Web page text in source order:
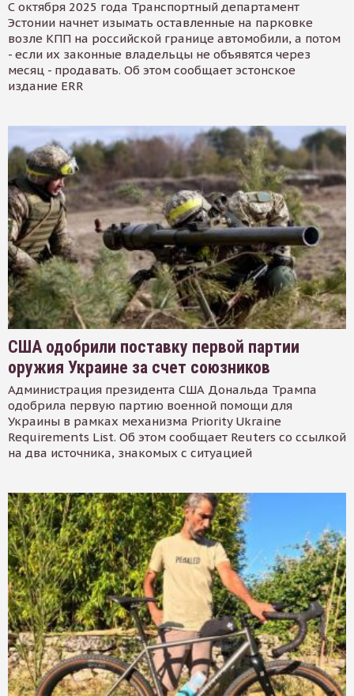
С октября 2025 года Транспортный департамент
Эстонии начнет изымать оставленные на парковке
возле КПП на российской границе автомобили, а потом
- если их законные владельцы не объявятся через
месяц - продавать. Об этом сообщает эстонское
издание ERR
США одобрили поставку первой партии
оружия Украине за счет союзников
Администрация президента США Дональда Трампа
одобрила первую партию военной помощи для
Украины в рамках механизма Priority Ukraine
Requirements List. Об этом сообщает Reuters со ссылкой
на два источника, знакомых с ситуацией